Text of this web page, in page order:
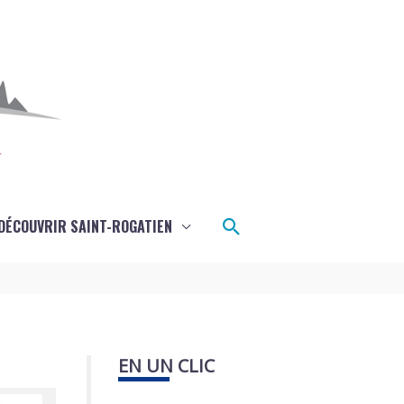
SAINT-ROGATIEN Rechercher
EN UN CLIC